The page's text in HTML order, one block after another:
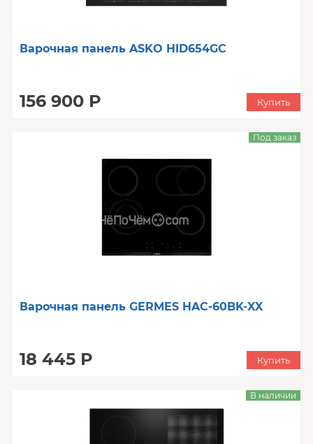
Варочная панель ASKO HID654GC
156 900 Р Купить
Варочная панель GERMES HAC-60BK-XX
18 445 Р
Под заказ
Купить
В наличии